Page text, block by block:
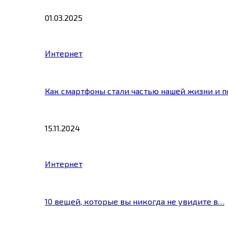
01.03.2025
Интернет
Как смартфоны стали частью нашей жизни и
15.11.2024
Интернет
10 вещей, которые вы никогда не увидите в…